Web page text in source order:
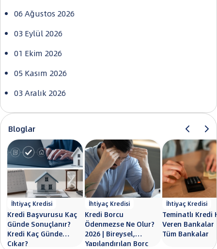
06 Ağustos 2026
03 Eylül 2026
01 Ekim 2026
05 Kasım 2026
03 Aralık 2026
Bloglar
İhtiyaç Kredisi
Kredi Başvurusu Kaç
Günde Sonuçlanır?
Kredi Kaç Günde
Çıkar?
İhtiyaç Kredisi
Kredi Borcu
Ödenmezse Ne Olur?
2026 | Bireysel,
Yapılandırılan Borç
İhtiyaç Kredisi
Teminatlı Kredi
Veren Bankalar
Tüm Bankalar